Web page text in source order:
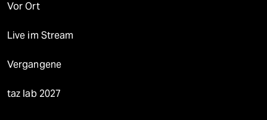
Vor Ort
Live im Stream
Vergangene
taz lab 2027